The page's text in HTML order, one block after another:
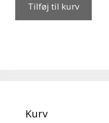
Tilføj til kurv
Kurv